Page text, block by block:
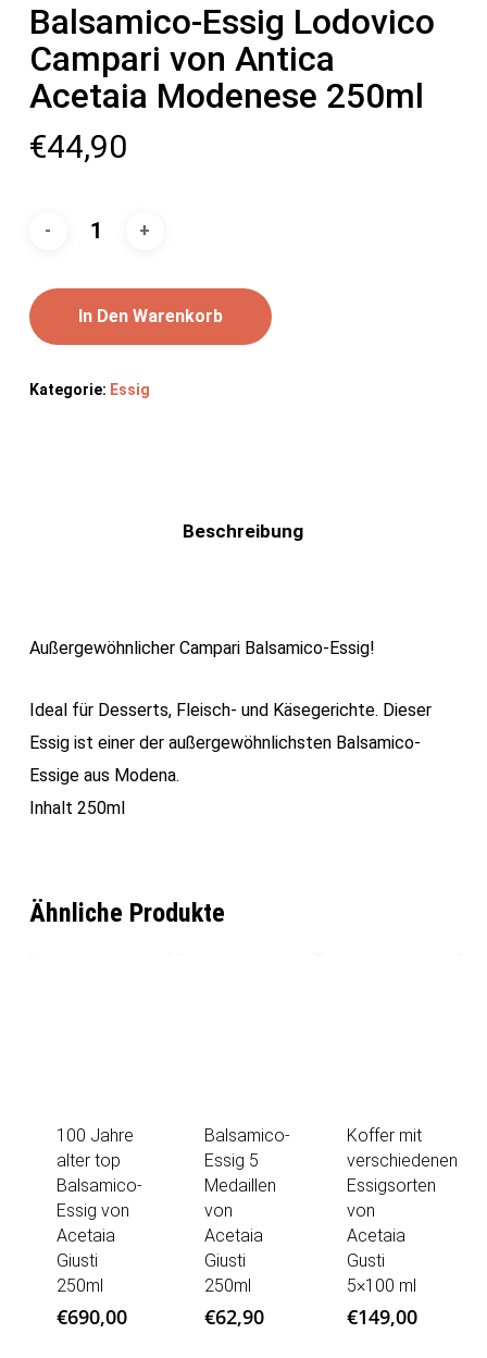
Balsamico-Essig Lodovico
Campari von Antica
Acetaia Modenese 250ml
€44,90
In Den Warenkorb
Kategorie: Essig
Beschreibung
Außergewöhnlicher Campari Balsamico-Essig!
Ideal für Desserts, Fleisch- und Käsegerichte. Dieser
Essig ist einer der außergewöhnlichsten Balsamico-
Essige aus Modena.
Inhalt 250ml
Ähnliche Produkte
100 Jahre
alter top
Balsamico-
Essig von
Acetaia
Giusti
250ml
€690,00
Balsamico-
Essig 5
Medaillen
von
Acetaia
Giusti
250ml
€62,90
Koffer mit
verschiedenen
Essigsorten
von
Acetaia
Gusti
5×100 ml
€149,00